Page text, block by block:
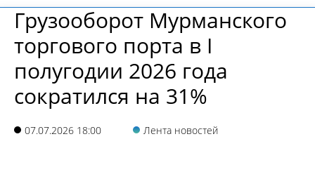
Грузооборот Мурманского
торгового порта в I
полугодии 2026 года
сократился на 31%
07.07.2026 18:00 Лента новостей